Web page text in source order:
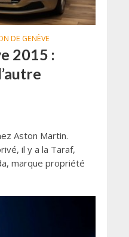
DE GENÈVE
2015 :
Aston Martin.
il y a la Taraf,
marque propriété